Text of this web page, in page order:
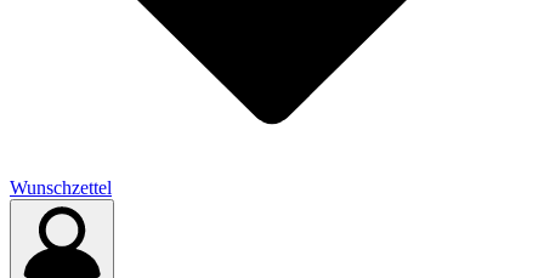
Wunschzettel